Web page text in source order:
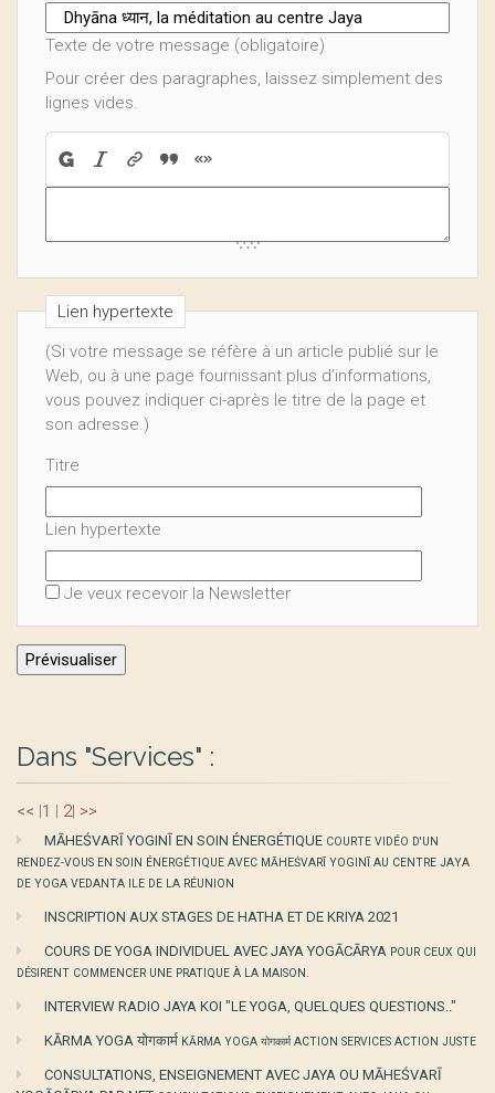
Texte de votre message (obligatoire)
Pour créer des paragraphes, laissez simplement des
lignes vides.
Lien hypertexte
(Si votre message se réfère à un article publié sur le
Web, ou à une page fournissant plus d’informations,
vous pouvez indiquer ci-après le titre de la page et
son adresse.)
Titre
Lien hypertexte
Je veux recevoir la Newsletter
Dans "Services" :
<< |1 | 2| >>
MĀHEŚVARĪ YOGINĪ EN SOIN ÉNERGÉTIQUE COURTE VIDÉO D'UN
RENDEZ-VOUS EN SOIN ÉNERGÉTIQUE AVEC MĀHEŚVARĪ YOGINĪ AU CENTRE JAYA
DE YOGA VEDANTA ILE DE LA RÉUNION
INSCRIPTION AUX STAGES DE HATHA ET DE KRIYA 2021
COURS DE YOGA INDIVIDUEL AVEC JAYA YOGĀCĀRYA POUR CEUX QUI
DÉSIRENT COMMENCER UNE PRATIQUE À LA MAISON.
INTERVIEW RADIO JAYA KOI "LE YOGA, QUELQUES QUESTIONS.."
KĀRMA YOGA योगकार्म KĀRMA YOGA योगकार्म ACTION SERVICES ACTION JUSTE
CONSULTATIONS, ENSEIGNEMENT AVEC JAYA OU MĀHEŚVARĪ